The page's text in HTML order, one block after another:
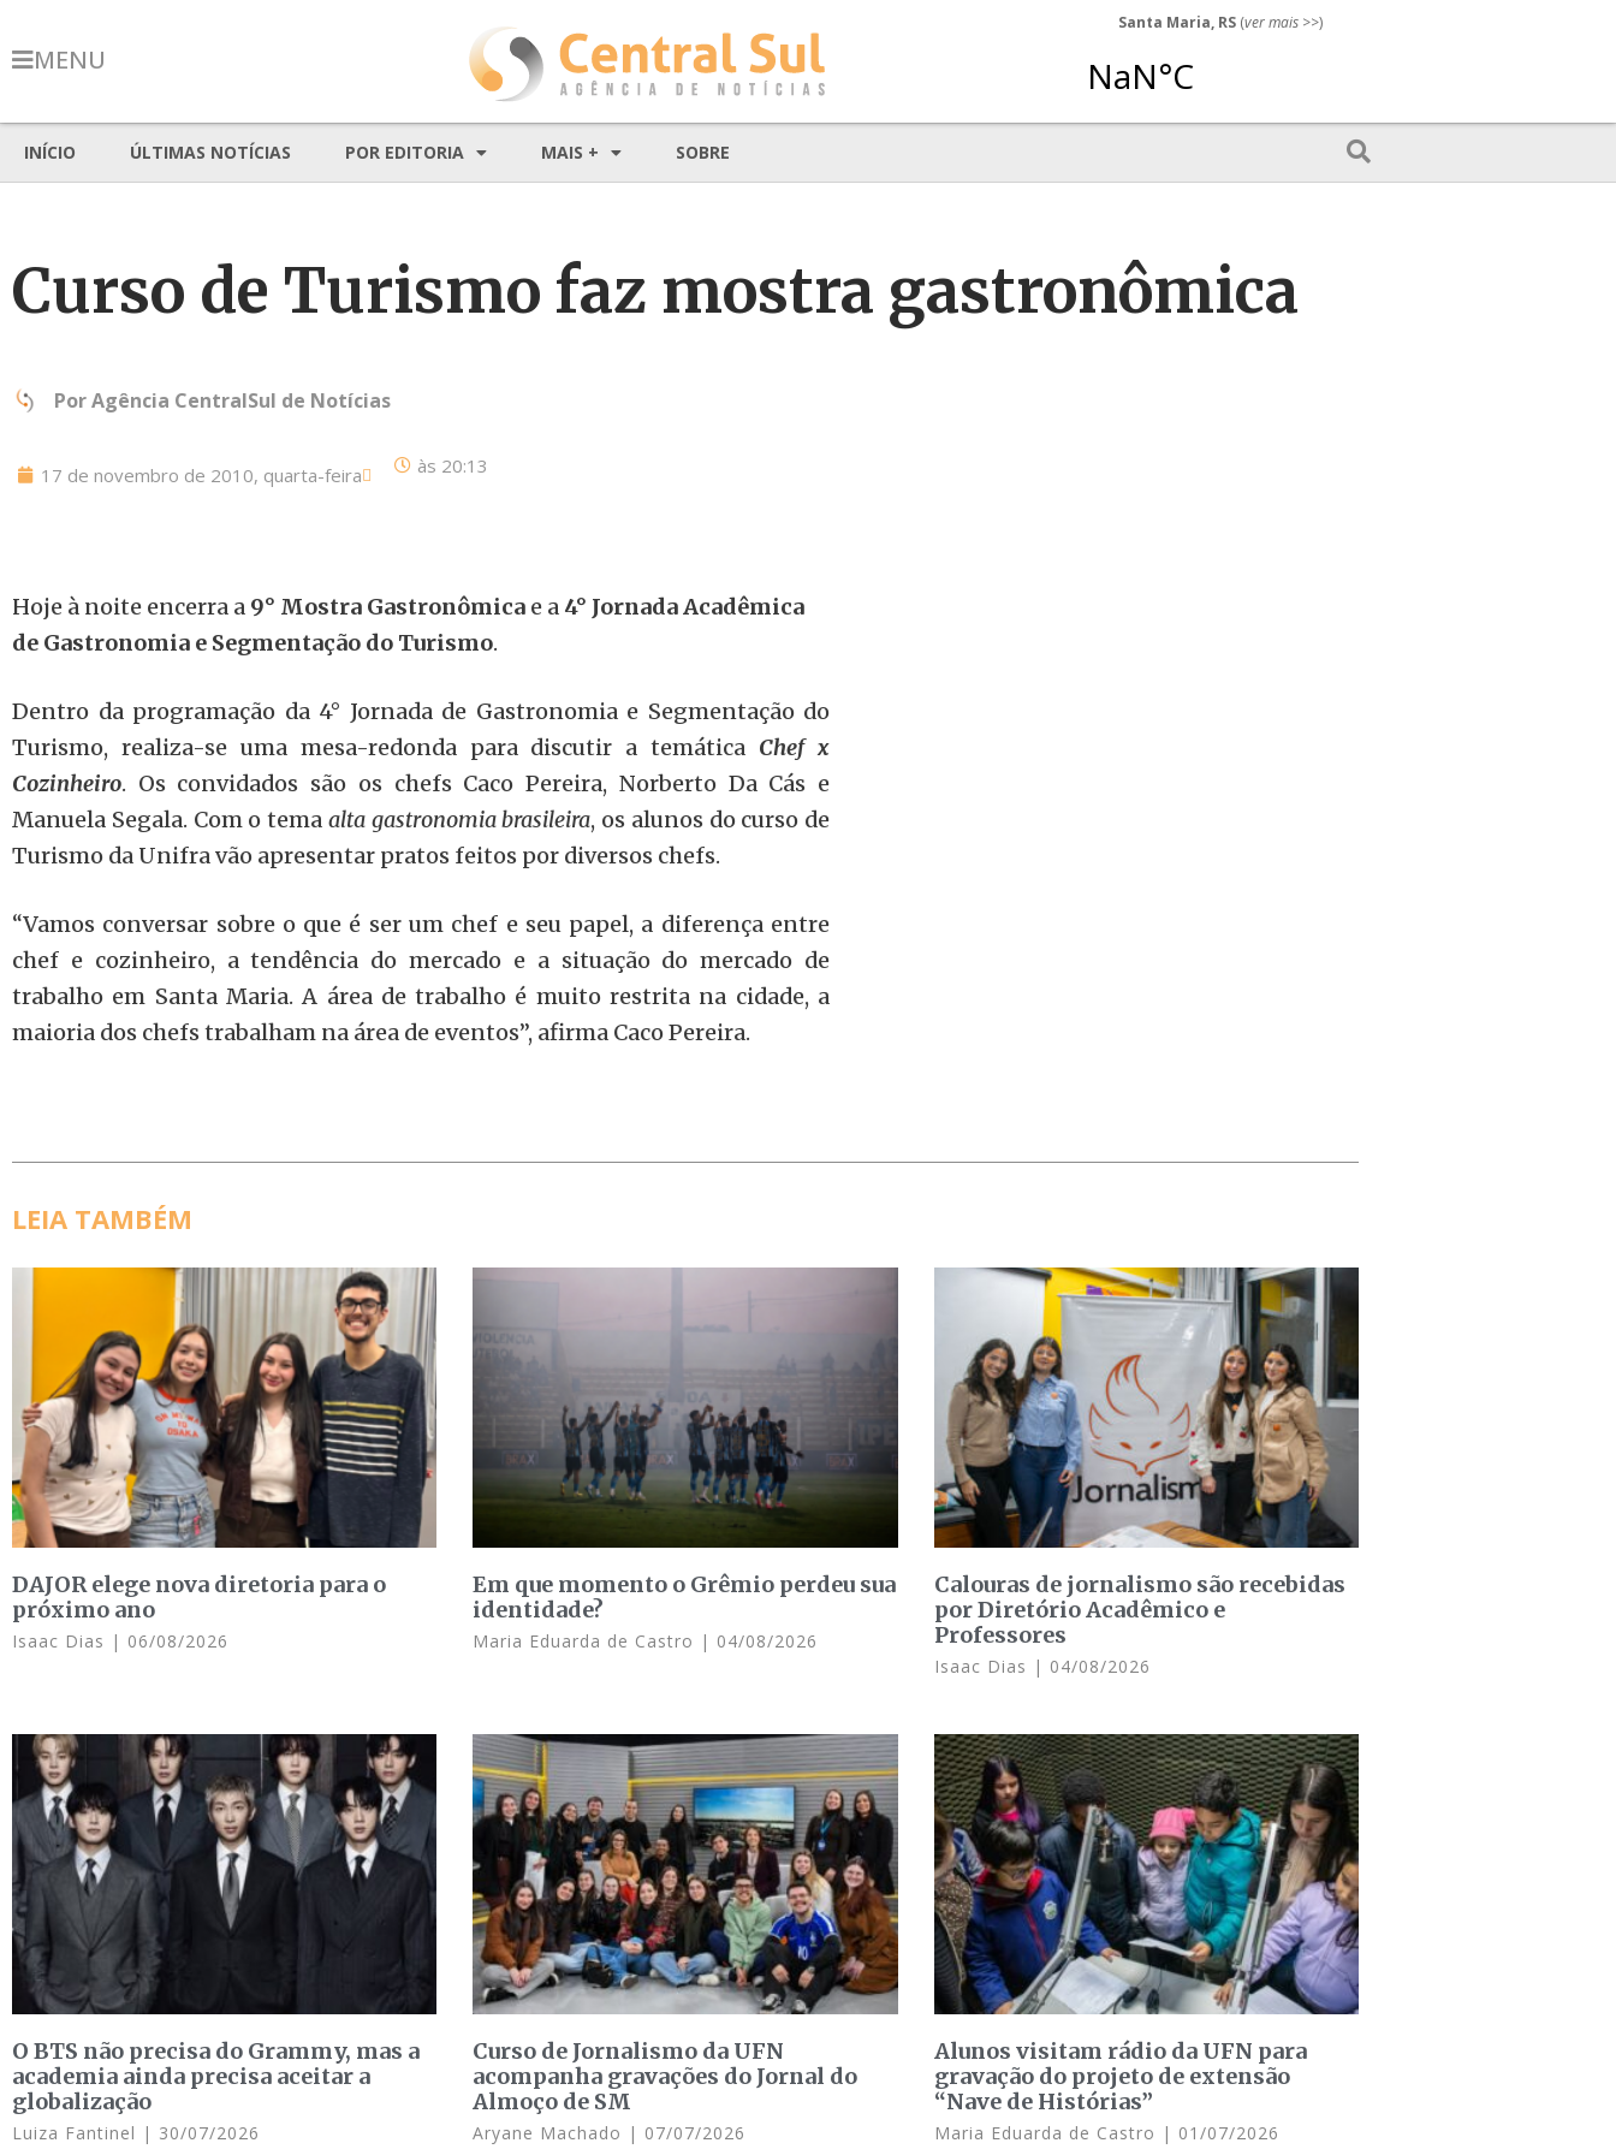
MENU
Santa Maria, RS (ver mais >>)
INÍCIO ÚLTIMAS NOTÍCIAS POR EDITORIA MAIS + SOBRE
Curso de Turismo faz mostra gastronômica
PorAgência CentralSul de Notícias
17 de novembro de 2010, quarta-feira às 20:13
Hoje à noite encerra a 9° Mostra Gastronômica e a 4° Jornada Acadêmica
de Gastronomia e Segmentação do Turismo.
Dentro da programação da 4° Jornada de Gastronomia e Segmentação do
Turismo, realiza-se uma mesa-redonda para discutir a temática Chef x
Cozinheiro. Os convidados são os chefs Caco Pereira, Norberto Da Cás e
Manuela Segala. Com o tema alta gastronomia brasileira, os alunos do curso de
Turismo da Unifra vão apresentar pratos feitos por diversos chefs.
“Vamos conversar sobre o que é ser um chef e seu papel, a diferença entre
chef e cozinheiro, a tendência do mercado e a situação do mercado de
trabalho em Santa Maria. A área de trabalho é muito restrita na cidade, a
maioria dos chefs trabalham na área de eventos”, afirma Caco Pereira.
LEIA TAMBÉM
DAJOR elege nova diretoria para o
próximo ano
Isaac Dias 06/08/2026
Em que momento o Grêmio perdeu sua
identidade?
Maria Eduarda de Castro 04/08/2026
Calouras de jornalismo são recebidas
por Diretório Acadêmico e
Professores
Isaac Dias 04/08/2026
O BTS não precisa do Grammy, mas a
academia ainda precisa aceitar a
globalização
Luiza Fantinel 30/07/2026
Curso de Jornalismo da UFN
acompanha gravações do Jornal do
Almoço de SM
Aryane Machado 07/07/2026
Alunos visitam rádio da UFN para
gravação do projeto de extensão
“Nave de Histórias”
Maria Eduarda de Castro 01/07/2026